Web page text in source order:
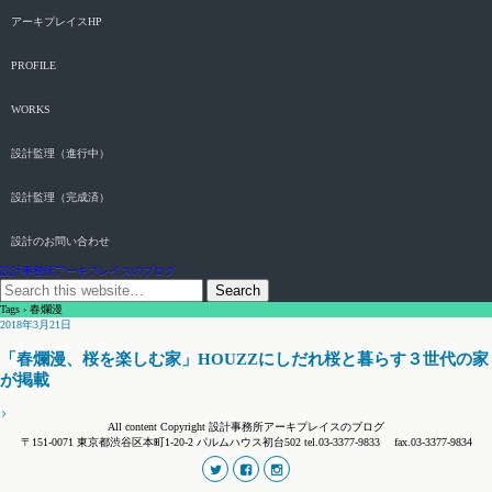
アーキプレイスHP
PROFILE
WORKS
設計監理（進行中）
設計監理（完成済）
設計のお問い合わせ
設計事務所アーキプレイスのブログ
Tags › 春爛漫
2018年3月21日
「春爛漫、桜を楽しむ家」HOUZZにしだれ桜と暮らす３世代の家
が掲載
All content Copyright 設計事務所アーキプレイスのブログ
〒151-0071 東京都渋谷区本町1-20-2 パルムハウス初台502 tel.03-3377-9833 fax.03-3377-9834